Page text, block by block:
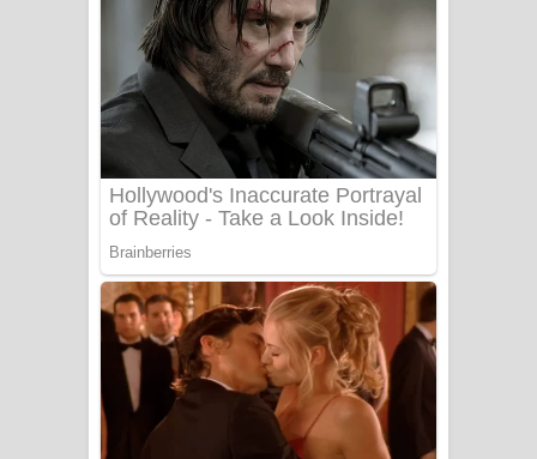
වැඩි නිසා ගීතයේ පද පෙළ
UNUHUMA Song Lyrics - උණුහුම
ගීතයේ පද පෙළ
Katakara Song Lyrics - කටකාර ගීතයේ
පද පෙළ
යායේ දිලෙනා ගීතයේ පද පෙළ
Ow Man Sosa Song Lyrics - ඔව් මං
සෝසා ගීතයේ පද පෙළ